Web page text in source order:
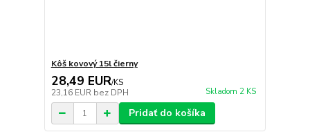
Kôš kovový 15l čierny
28,49 EUR/KS
23,16 EUR bez DPH Skladom 2 KS
Pridať do košíka